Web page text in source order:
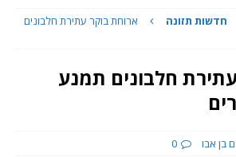
חדשות תזונה
ארוחת בוקר עתירת חלבונים
חלבונים תמנע
בן אבו 0